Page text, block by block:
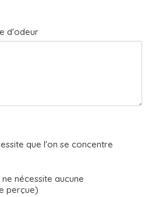
d'odeur
que l'on se concentre
nécessite aucune
perçue)